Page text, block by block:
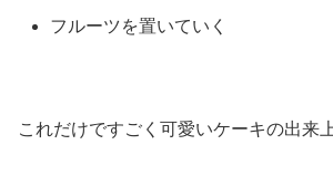
フルーツを置いていく
これだけですごく可愛いケーキの出来